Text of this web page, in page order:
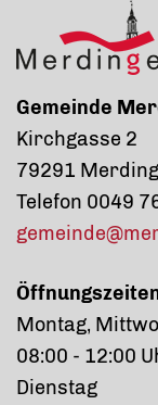
Gemeinde
Kirchgasse 2
79291
Telefon 0049
Montag,
08:00 - 12:00
Dienstag